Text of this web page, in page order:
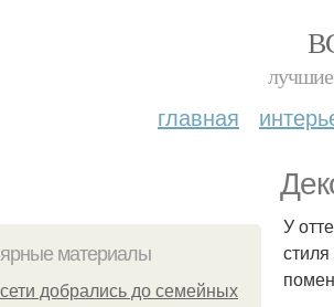
лучшие
главная
материалы
добрались до семейных
У